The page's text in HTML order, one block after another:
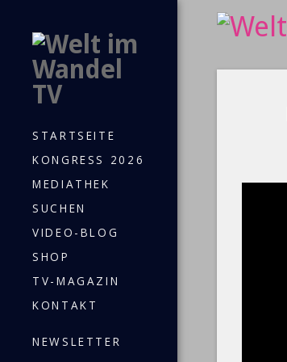
STARTSEITE
KONGRESS 2026
MEDIATHEK
SUCHEN
VIDEO-BLOG
SHOP
TV-MAGAZIN
KONTAKT
NEWSLETTER